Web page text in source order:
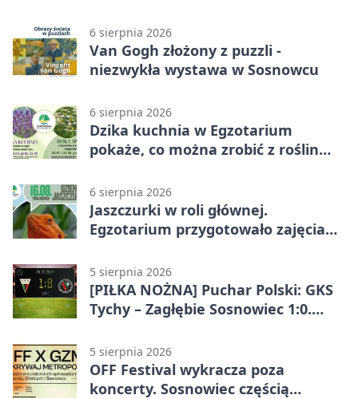
6 sierpnia 2026
Van Gogh złożony z puzzli -
niezwykła wystawa w Sosnowcu
6 sierpnia 2026
Dzika kuchnia w Egzotarium
pokaże, co można zrobić z roślin
6 sierpnia 2026
Jaszczurki w roli głównej.
Egzotarium przygotowało zajęcia
5 sierpnia 2026
[PIŁKA NOŻNA] Puchar Polski: GKS
Tychy – Zagłębie Sosnowiec 1:0.
przed przerwą
5 sierpnia 2026
OFF Festival wykracza poza
koncerty. Sosnowiec częścią